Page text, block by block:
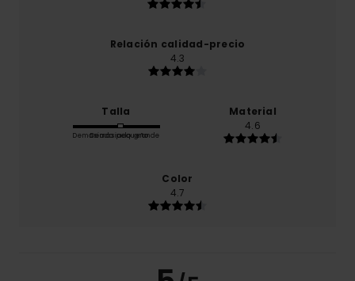
Relación calidad-precio
4.3
Talla
Demasiado pequeño
Demasiado grande
Material
4.6
Color
4.7